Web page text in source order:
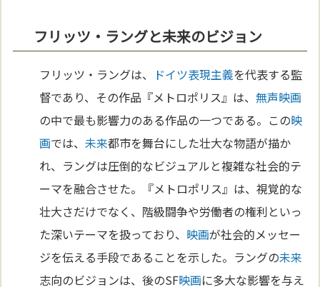
フリッツ・ラングと未来のビジョン
フリッツ・ラングは、 ドイツ表現主義を代表する監
督であり、その作品『メトロポリス』は、無声映画
の中で最も影響力のある作品の一つである。この映
画では、未来都市を舞台にした壮大な物語が描か
れ、ラングは圧倒的なビジュアルと複雑な社会的テ
ーマを融合させた。『メトロポリス』は、視覚的な
壮大さだけでなく、階級闘争や労働者の権利といっ
た深いテーマを扱っており、 映画が社会的メッセー
ジを伝える手段であることを示した。ラングの未来
志向のビジョンは、後のSF映画に多大な影響を与え